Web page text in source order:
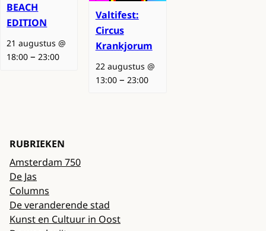
BEACH
EDITION
21 augustus @
18:00 –23:00
Valtifest:
Circus
Krankjorum
22 augustus @
13:00– 23:00
RUBRIEKEN
Amsterdam 750
De Jas
Columns
De veranderende stad
Kunst en Cultuur in Oost